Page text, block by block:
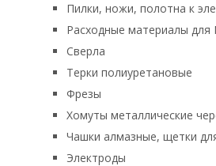
Пилки, ножи, полотна к
Расходные материалы
Сверла
Терки полиуретановые
Фрезы
Хомуты металлические
Чашки алмазные, щетки
Электроды